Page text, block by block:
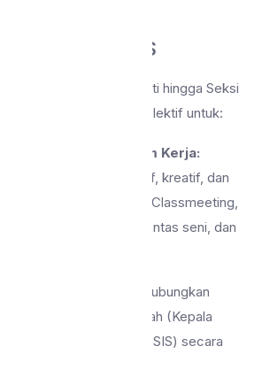
Pengurus OSIS
dari Pengurus Inti hingga Seksi
tanggung jawab kolektif untuk:
Program Kerja:
kegiatan yang edukatif, kreatif, dan
masa bakti (misalnya: Classmeeting,
Nasional/Agama, pentas seni, dan
Menghubungkan
kepada pihak sekolah (Kepala
dan Pembina OSIS) secara